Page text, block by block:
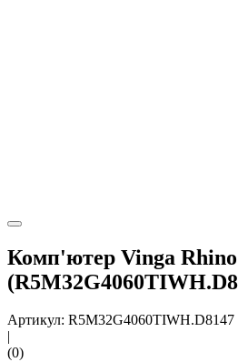
Комп'ютер Vinga Rhino
Артикул: R5M32G4060TIWH.D8147
(0)